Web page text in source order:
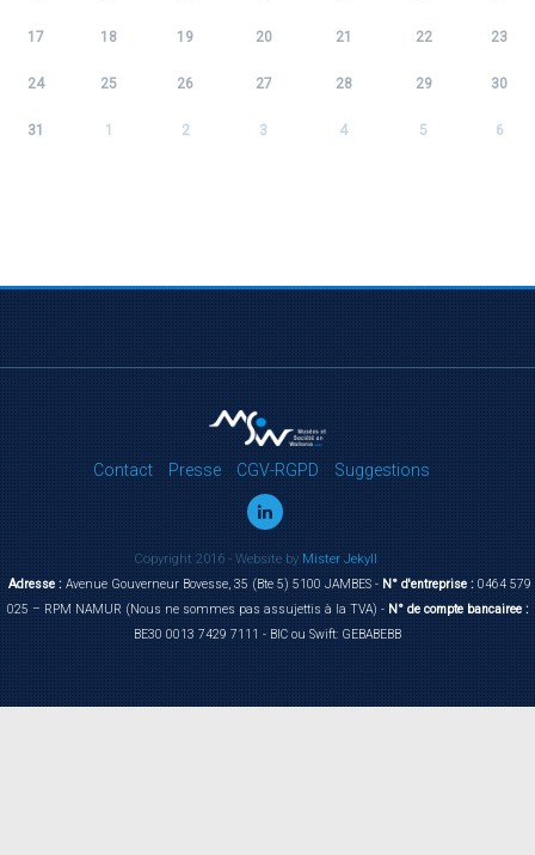
17 18 19 20 21 22 23
24 25 26 27 28 29 30
31 1 2 3 4 5 6
Contact Presse CGV-RGPD Suggestions
Copyright 2016 - Website byMister Jekyll
Adresse :Avenue Gouverneur Bovesse, 35 (Bte 5) 5100 JAMBES -N° d'entreprise :0464 579
025 – RPM NAMUR (Nous ne sommes pas assujettis à la TVA) -N° de compte bancairee :
BE30 0013 7429 7111 - BIC ou Swift: GEBABEBB